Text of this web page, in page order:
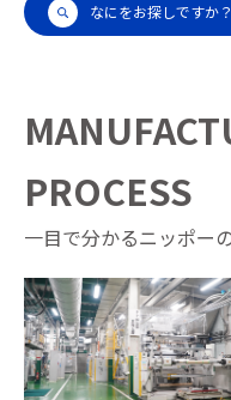
なにをお探しですか？
PROCESS
一目で分かるニッポー